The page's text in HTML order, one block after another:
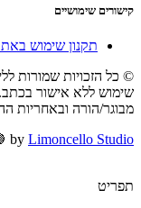
קישורים שימושיים
תקנון שימוש
© כל הזכויות שמורות
שימוש ללא אישור
מבוגר/הורה ובאחריות
by Limoncello Studio
תפריט